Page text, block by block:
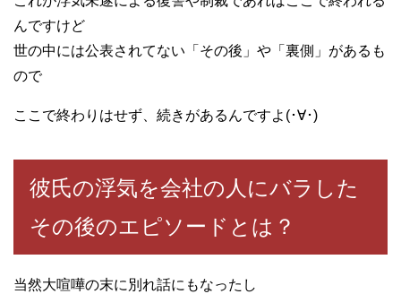
んですけど
世の中には公表されてない「その後」や「裏側」があるも
ので
ここで終わりはせず、続きがあるんですよ(･∀･)
彼氏の浮気を会社の人にバラした
その後のエピソードとは？
当然大喧嘩の末に別れ話にもなったし